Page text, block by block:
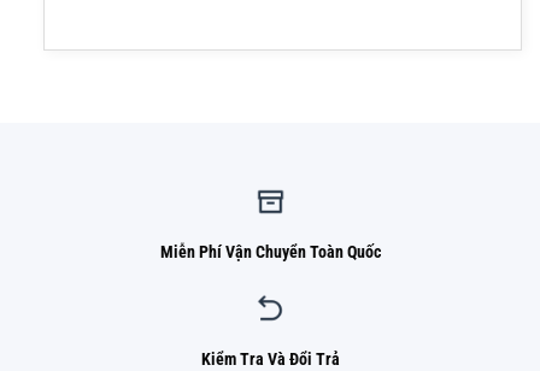
Miễn Phí Vận Chuyển Toàn Quốc
Kiểm Tra Và Đổi Trả